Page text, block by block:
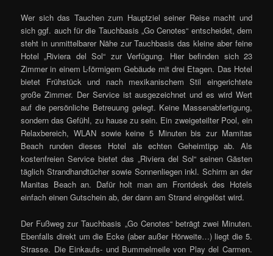
Wer sich das Tauchen zum Hauptziel seiner Reise macht und
sich ggf. auch für die Tauchbasis „Go Cenotes“ entscheidet, dem
steht in unmittelbarer Nähe zur Tauchbasis das kleine aber feine
Hotel „Riviera del Sol“ zur Verfügung. Hier befinden sich 23
Zimmer in einem L-förmigem Gebäude mit drei Etagen. Das Hotel
bietet Frühstück und nach mexikanischem Stil eingerichtete
große Zimmer. Der Service ist ausgezeichnet und es wird Wert
auf die persönliche Betreuung gelegt. Keine Massenabfertigung,
sondern das Gefühl, zu hause zu sein. Ein zweigeteilter Pool, ein
Relaxbereich, WLAN sowie keine 5 Minuten bis zur Mamitas
Beach runden dieses Hotel als echten Geheimtipp ab. Als
kostenfreien Service bietet das „Riviera del Sol“ seinen Gästen
täglich Strandhandtücher sowie Sonnenliegen inkl. Schirm an der
Manitas Beach an. Dafür holt man am Frontdesk des Hotels
einfach einen Gutschein ab, der dann am Strand eingelöst wird.
Der Fußweg zur Tauchbasis „Go Cenotes“ beträgt zwei Minuten.
Ebenfalls direkt um die Ecke (aber außer Hörweite…) liegt die 5.
Strasse. Die Einkaufs- und Bummelmeile von Play del Carmen.